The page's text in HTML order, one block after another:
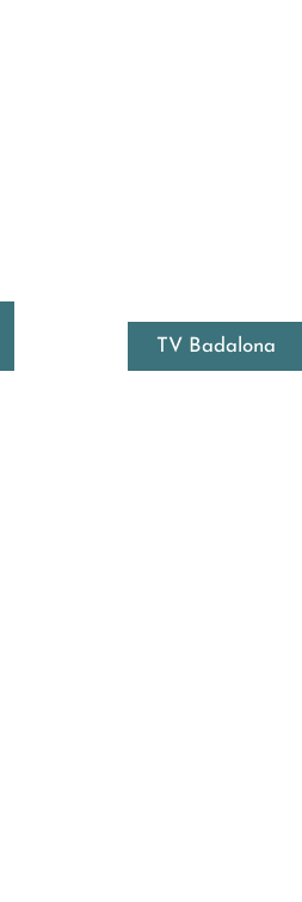
TV Badalona